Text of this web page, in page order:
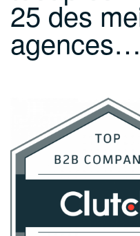
25 des
agences…